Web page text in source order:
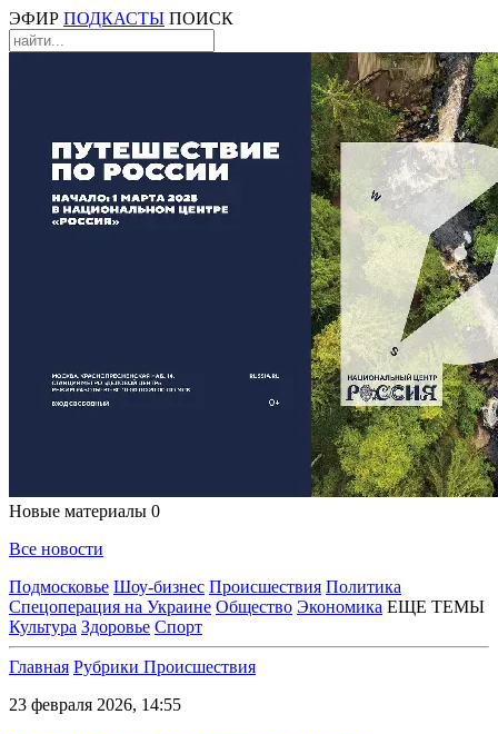
ЭФИР ПОДКАСТЫ ПОИСК
Новые материалы 0
Все новости
Подмосковье Шоу-бизнес Происшествия Политика
Спецоперация на Украине Общество Экономика ЕЩЕ ТЕМЫ
Культура Здоровье Спорт
Главная Рубрики Происшествия
23 февраля 2026, 14:55